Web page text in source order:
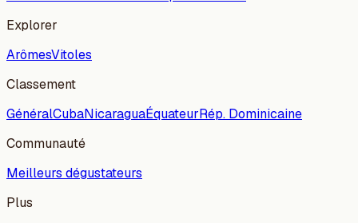
Explorer
ArômesVitoles
Classement
GénéralCubaNicaraguaÉquateurRép. Dominicaine
Communauté
Meilleurs dégustateurs
Plus